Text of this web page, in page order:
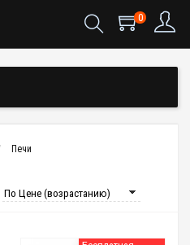
0
Печи